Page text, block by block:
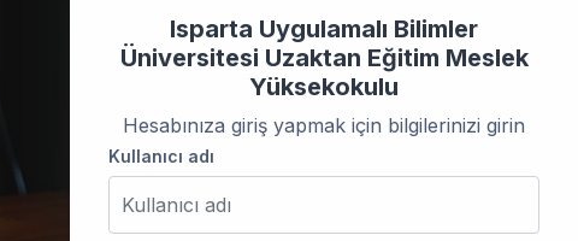
Isparta Uygulamalı Bilimler
Üniversitesi Uzaktan Eğitim Meslek
Yüksekokulu
Hesabınıza giriş yapmak için bilgilerinizi girin
Kullanıcı adı
Kullanıcı adı